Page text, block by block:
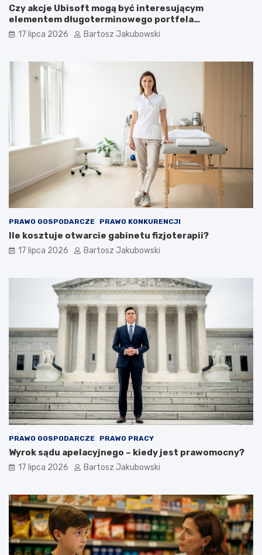
Czy akcje Ubisoft mogą być interesującym
elementem długoterminowego portfela
inwestycyjnego?
17 lipca 2026 Bartosz Jakubowski
PRAWO GOSPODARCZE PRAWO KONKURENCJI
Ile kosztuje otwarcie gabinetu fizjoterapii?
17 lipca 2026 Bartosz Jakubowski
PRAWO GOSPODARCZE PRAWO PRACY
Wyrok sądu apelacyjnego – kiedy jest prawomocny?
17 lipca 2026 Bartosz Jakubowski